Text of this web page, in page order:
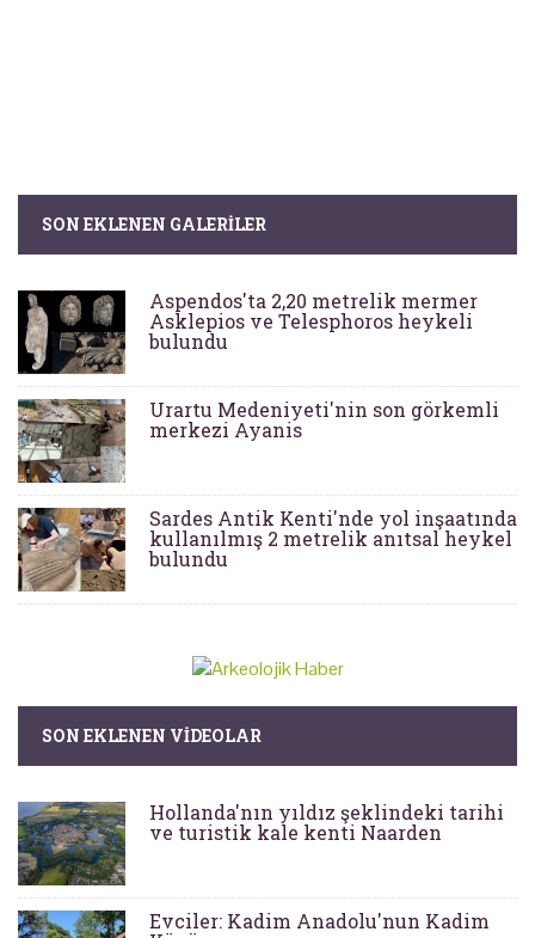
SON EKLENEN GALERILER
Aspendos'ta 2,20 metrelik mermer
Asklepios ve Telesphoros heykeli
bulundu
Urartu Medeniyeti'nin son görkemli
merkezi Ayanis
Sardes Antik Kenti'nde yol inşaatında
kullanılmış 2 metrelik anıtsal heykel
bulundu
SON EKLENEN VIDEOLAR
Hollanda'nın yıldız şeklindeki tarihi
ve turistik kale kenti Naarden
Evciler: Kadim Anadolu'nun Kadim